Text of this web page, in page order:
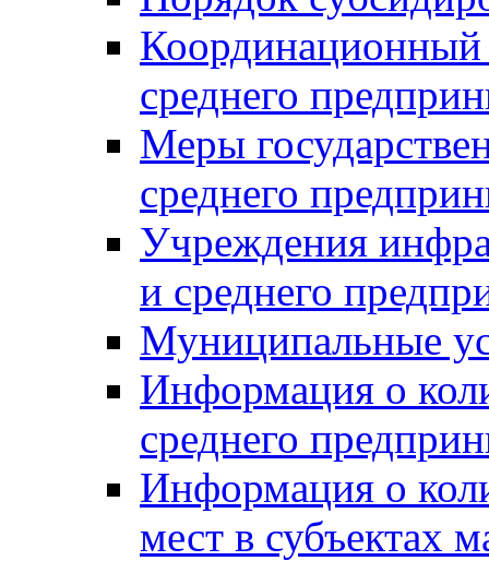
Координационный
среднего
Меры
среднего
Учреждения
и среднего
Муниципальные
Информация о
среднего
Информация о
мест в субъектах